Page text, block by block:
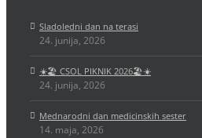
Sladoledni dan na terasi
24. junija, 2026
☀️🏖️ CSOL PIKNIK 2026🏖️☀️
24. junija, 2026
Mednarodni dan medicinskih sester
14. maja, 2026